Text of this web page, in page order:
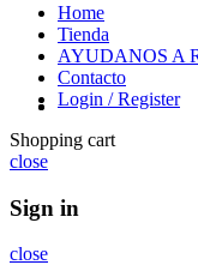
Home
Tienda
AYUDANOS A
Contacto
Login / Register
Shopping cart
close
Sign in
close